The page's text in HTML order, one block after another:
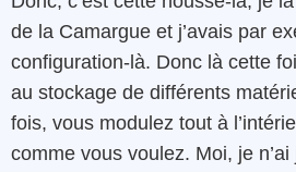
de la Camargue et j’avais par
configuration-là. Donc là cette
au stockage de différents
fois, vous modulez tout à
comme vous voulez. Moi, je